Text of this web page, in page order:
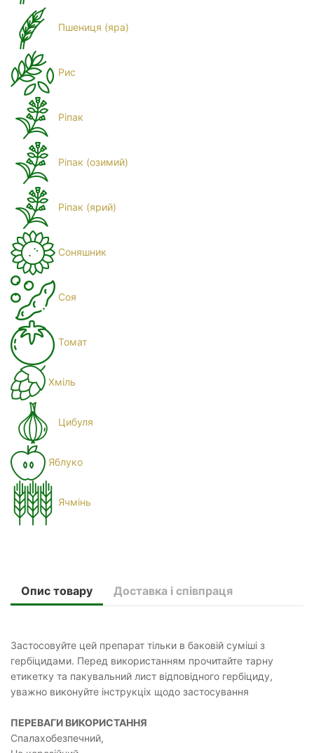
Пшениця (яра)
Рис
Ріпак
Ріпак (озимий)
Ріпак (ярий)
Соняшник
Соя
Томат
Хміль
Цибуля
Яблуко
Ячмінь
Опис товару Доставка і співпраця
Застосовуйте цей препарат тільки в баковій суміші з
гербіцидами. Перед використанням прочитайте тарну
етикетку та пакувальний лист відповідного гербіциду,
уважно виконуйте інструкціх щодо застосування
ПЕРЕВАГИ ВИКОРИСТАННЯ
Спалахобезпечний,